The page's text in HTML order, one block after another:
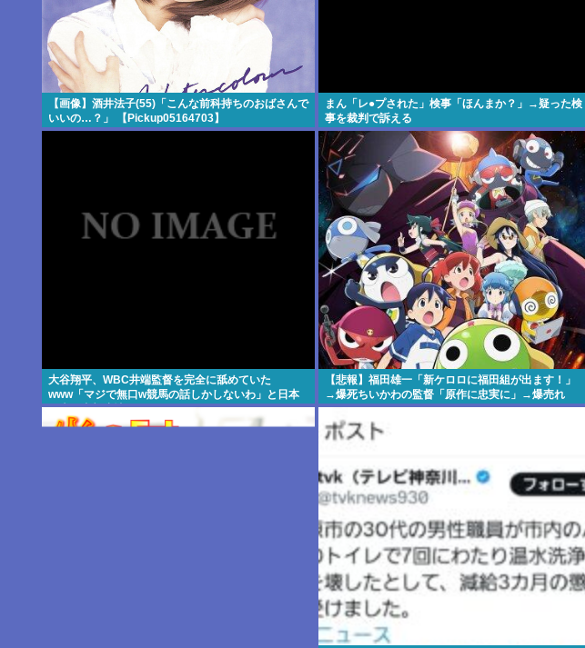
【画像】酒井法子(55)「こんな前科持ちのおばさんで
いいの…？」 【Pickup05164703】
まん「レ●プされた」検事「ほんまか？」→疑った検
事を裁判で訴える
大谷翔平、WBC井端監督を完全に舐めていた
www「マジで無口w競馬の話しかしないわ」と日本
代表は内部崩壊
【悲報】福田雄一「新ケロロに福田組が出ます！」
→爆死ちいかわの監督「原作に忠実に」→爆売れ